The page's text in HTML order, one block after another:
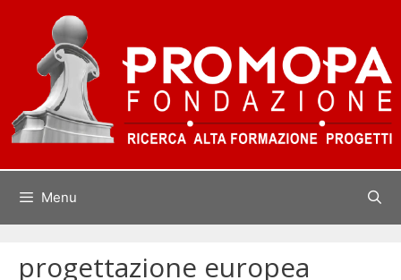
contenuto
Menu
progettazione europea